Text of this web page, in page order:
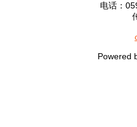
电话：
Powered